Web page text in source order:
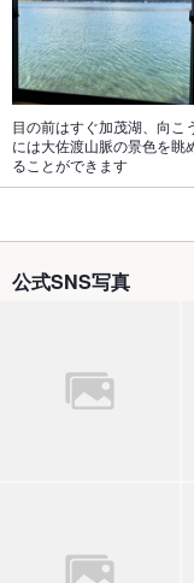
目の前はすぐ加茂湖、向こ
には大佐渡山脈の景色を眺
ることができます
公式SNS写真